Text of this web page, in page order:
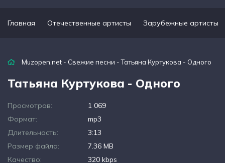
Главная Отечественные артисты Зарубежные артисты
Muzopen.net - Свежие песни - Татьяна Куртукова - Одного
Татьяна Куртукова - Одного
Просмотров:
1 069
Формат:
mp3
Длительность:
3:13
Размер файла:
7.36 MB
Качество:
320 kbps